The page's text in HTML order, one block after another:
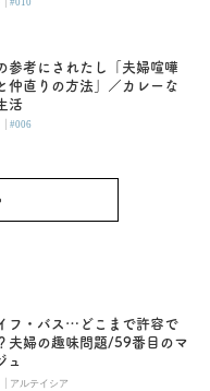
参考にされたし「夫婦喧嘩
仲直りの方法」／カレーな
活
|#006
フ・バス…どこまで許容で
夫婦の趣味問題/59番目のマ
ュ
| アルテイシア